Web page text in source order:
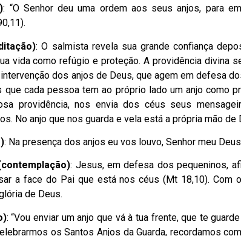
: “O Senhor deu uma ordem aos seus anjos, para
: O salmista revela sua grande confiança
vida como refúgio e proteção. A providência divina
dos anjos de Deus, que agem em defesa
que cada pessoa tem ao próprio lado um anjo como
providência, nos envia dos céus seus
No anjo que nos guarda e vela está a própria mão de
: Na presença dos anjos eu vos louvo, Senhor meu
: Jesus, em defesa dos pequeninos,
a face do Pai que está nos céus (Mt 18,10). Com
de Deus.
: “Vou enviar um anjo que vá à tua frente, que te
os Santos Anjos da Guarda, recordamos